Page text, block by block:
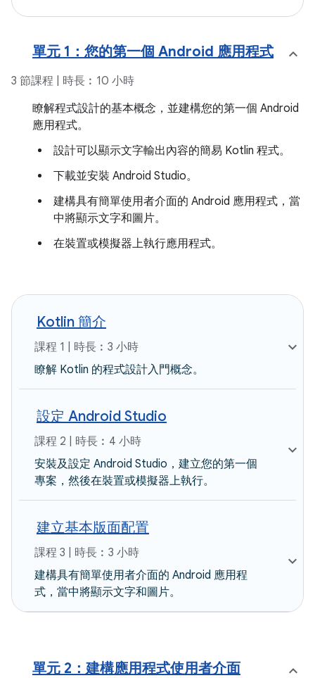
單元 1：您的第一個 Android 應用程式
3 節課程 | 時長︰10 小時
瞭解程式設計的基本概念，並建構您的第一個 Android
應用程式。
設計可以顯示文字輸出內容的簡易 Kotlin 程式。
下載並安裝 Android Studio。
建構具有簡單使用者介面的 Android 應用程式，當
中將顯示文字和圖片。
在裝置或模擬器上執行應用程式。
Kotlin 簡介
課程 1 | 時長︰3 小時
瞭解 Kotlin 的程式設計入門概念。
設定 Android Studio
課程 2 | 時長︰4 小時
安裝及設定 Android Studio，建立您的第一個
專案，然後在裝置或模擬器上執行。
建立基本版面配置
課程 3 | 時長︰3 小時
建構具有簡單使用者介面的 Android 應用程
式，當中將顯示文字和圖片。
單元 2：建構應用程式使用者介面